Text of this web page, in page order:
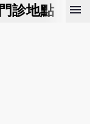
門診地點 預
menu